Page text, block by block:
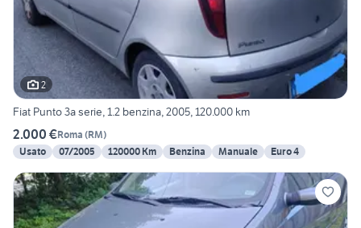
2
Fiat Punto 3a serie, 1.2 benzina, 2005, 120.000 km
2.000 €Roma (RM)
Usato
07/2005 120000 Km Benzina Manuale Euro 4